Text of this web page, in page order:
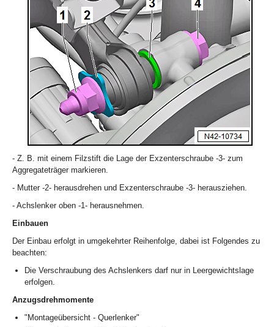
- Z. B. mit einem Filzstift die Lage der Exzenterschraube -3- zum
Aggregateträger markieren.
- Mutter -2- herausdrehen und Exzenterschraube -3- herausziehen.
- Achslenker oben -1- herausnehmen.
Einbauen
Der Einbau erfolgt in umgekehrter Reihenfolge, dabei ist Folgendes zu
beachten:
Die Verschraubung des Achslenkers darf nur in Leergewichtslage
erfolgen.
Anzugsdrehmomente
"Montageübersicht - Querlenker"